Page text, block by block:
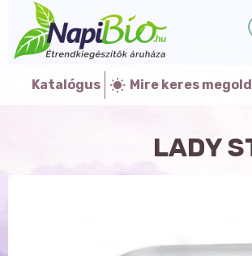
Katalógus Mire keres
LADY